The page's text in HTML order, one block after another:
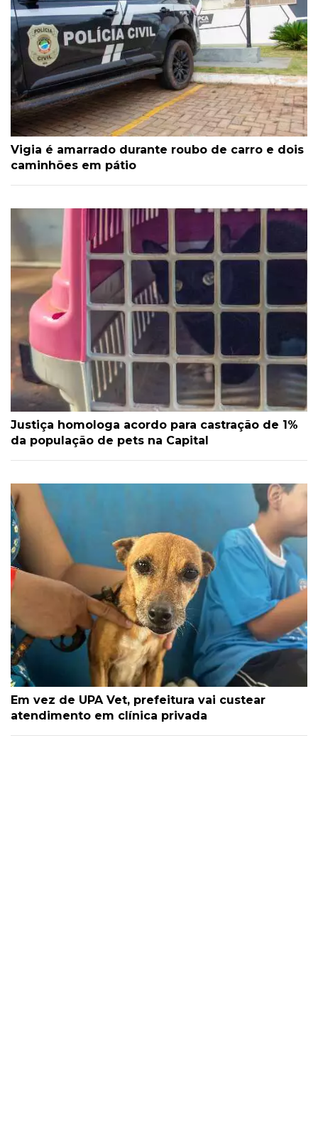
Vigia é amarrado durante roubo de carro e dois
caminhões em pátio
Justiça homologa acordo para castração de 1%
da população de pets na Capital
Em vez de UPA Vet, prefeitura vai custear
atendimento em clínica privada